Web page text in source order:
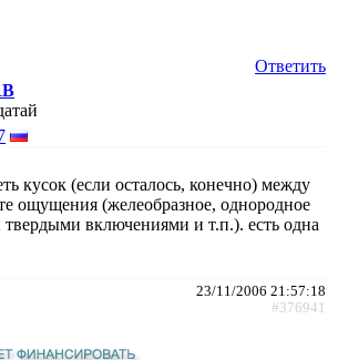
Ответить
кусок (если осталось, конечно) между
ощущения (желеобразное, однородное
включениями и т.п.). есть одна
23/11/2006 21:57:18
#376941